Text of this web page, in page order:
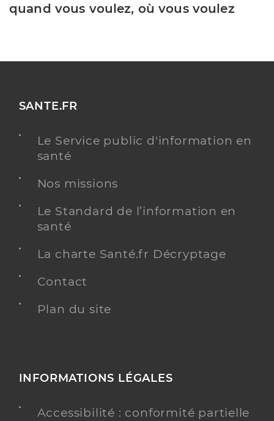
quand vous voulez, où vous voulez
SANTE.FR
Le Service public d'information en
santé
Nos missions
Le Standard de l’information en
santé
La charte Santé.fr Décryptage
Contact
Plan du site
INFORMATIONS LÉGALES
Accessibilité : conformité partielle